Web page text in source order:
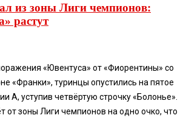
из зоны Лиги чемпионов:
растут
«Ювентуса» от «Фиорентины» со
«Франки», туринцы опустились на пятое
А, уступив четвёртую строчку «Болонье».
от зоны Лиги чемпионов на одно очко, что